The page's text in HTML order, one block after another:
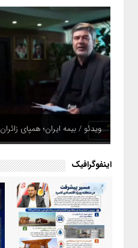
ویدئو / بیمه ایران؛ همپای زائران
اینفوگرافیک